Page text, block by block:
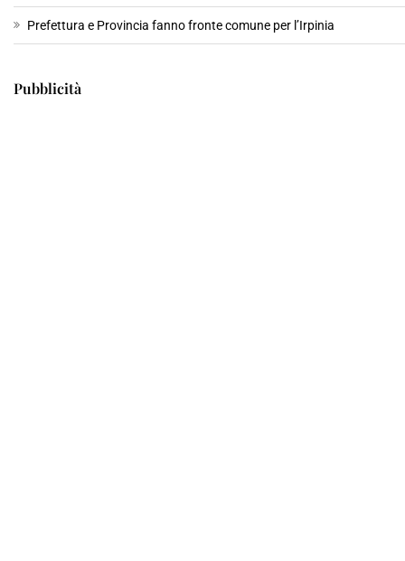
Prefettura e Provincia fanno fronte comune per l’Irpinia
Pubblicità